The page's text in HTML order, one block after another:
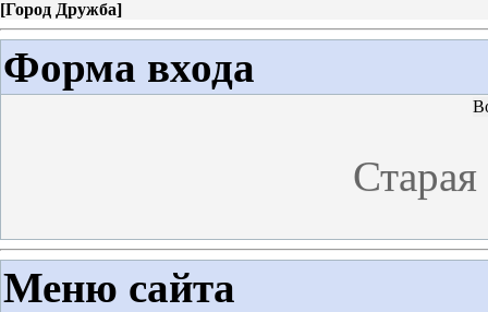
[Город Дружба]
Форма входа
Меню сайта